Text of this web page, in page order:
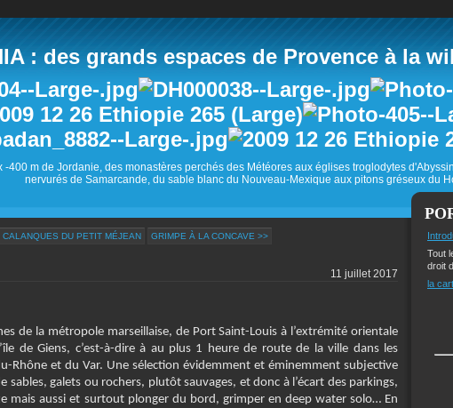
: des grands espaces de Provence à la
-400 m de Jordanie, des monastères perchés des Météores aux églises troglodytes
nervurés de Samarcande, du sable blanc du Nouveau-Mexique aux pitons gréseux du
DU PETIT MÉJEAN GRIMPE À LA CONCAVE >>
11 juillet 2017
de la métropole marseillaise, de Port Saint-Louis à l’extrémité orientale
de Giens, c’est-à-dire à au plus 1 heure de route de la ville dans les
Rhône et du Var. Une sélection évidemment et éminemment subjective
sables, galets ou rochers, plutôt sauvages, et donc à l’écart des parkings,
mais aussi et surtout plonger du bord, grimper en deep water solo… En
Tout
droit
la